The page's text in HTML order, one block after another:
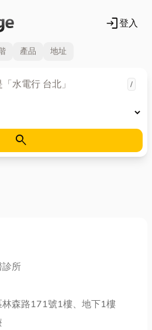
login登入
產品 地址
/
search
所
林森路171號1樓、地下1樓